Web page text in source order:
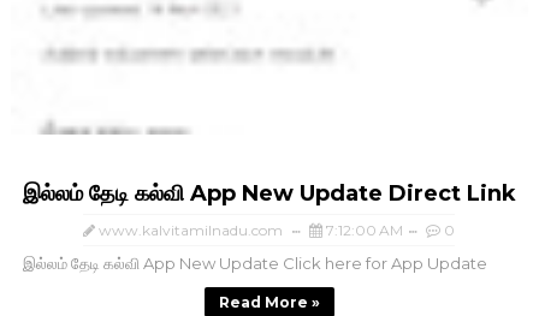
இல்லம் தேடி கல்வி App New Update Direct Link
www.kalvitamilnadu.com 7:12:00 AM 0
இல்லம் தேடி கல்வி App New Update Click here for App Update
Read More »